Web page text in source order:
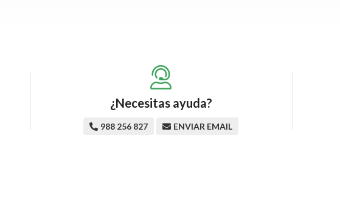
¿Necesitas ayuda?
988 256 827 ENVIAR EMAIL